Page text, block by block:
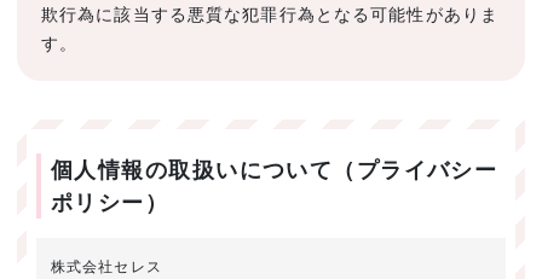
欺行為に該当する悪質な犯罪行為となる可能性がありま
す。
個人情報の取扱いについて（プライバシー
ポリシー）
株式会社セレス